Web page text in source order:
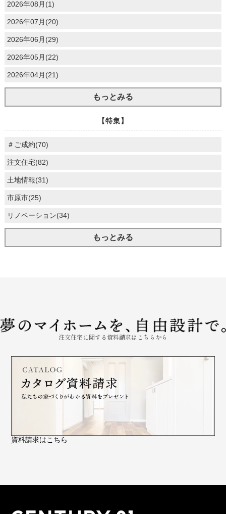
2026年08月(1)
2026年07月(20)
2026年06月(29)
2026年05月(22)
2026年04月(21)
もっとみる
【特集】
＃ご成約(70)
注文住宅(82)
土地情報(31)
市原市(25)
リノベーション(34)
もっとみる
注文住宅に関する資料請求はこちらから
資料請求はこちら